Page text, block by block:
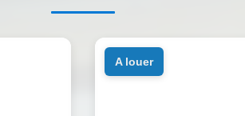
a louer